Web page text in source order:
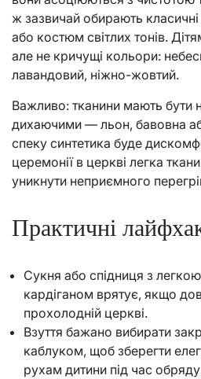
ж зазвичай обирають класичні
або костюм світлих тонів.
але не кричущі кольори:
лавандовий, ніжно-жовтий.
Важливо: тканини мають бути
дихаючими — льон, бавовна
спеку синтетика буде
церемонії в церкві легка
уникнути неприємного
Практичні
Сукня або спідниця з
кардіганом врятує, якщо
прохолодній церкві.
Взуття бажано вибирати
каблуком, щоб зберегти
рухам дитини під час